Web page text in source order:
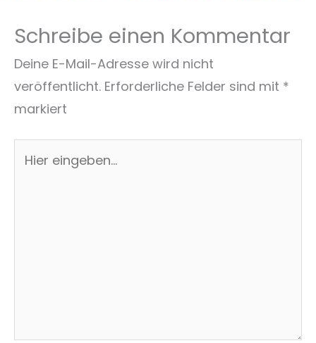
Schreibe einen Kommentar
Deine E-Mail-Adresse wird nicht
veröffentlicht. Erforderliche Felder sind mit *
markiert
eingeben…